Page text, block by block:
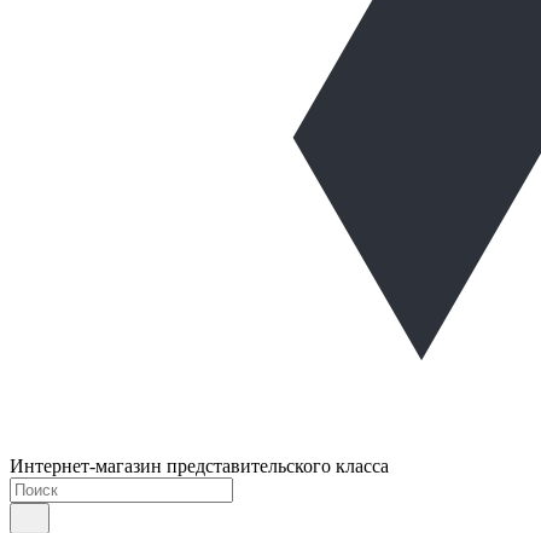
Интернет-магазин представительского класса